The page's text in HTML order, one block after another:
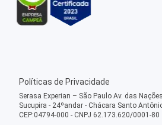
Políticas de Privacidade
Serasa Experian – São Paulo Av. das
Sucupira - 24ºandar - Chácara Santo
CEP:04794-000 - CNPJ 62.173.620/0001-80